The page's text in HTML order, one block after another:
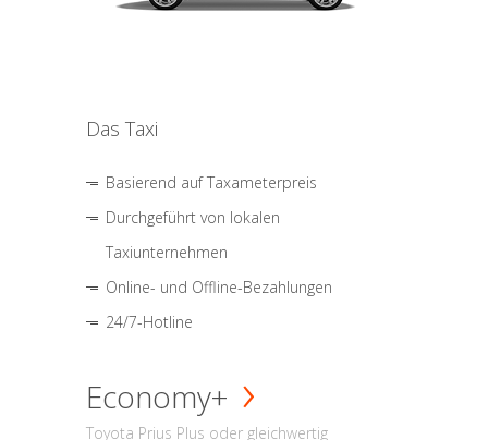
Das Taxi
Basierend auf Taxameterpreis
Durchgeführt von lokalen
Taxiunternehmen
Online- und Offline-Bezahlungen
24/7-Hotline
Economy+
Toyota Prius Plus oder gleichwertig